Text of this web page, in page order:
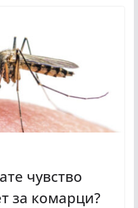
чувство
за комарци?